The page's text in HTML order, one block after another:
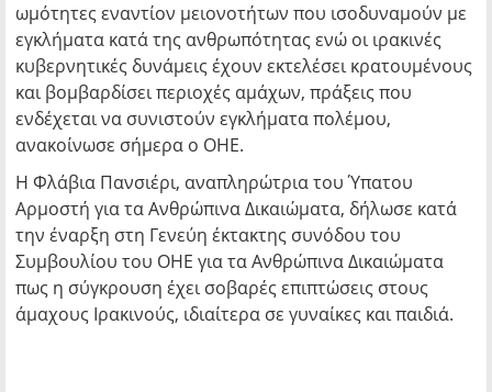
ωμότητες εναντίον μειονοτήτων που ισοδυναμούν με
εγκλήματα κατά της ανθρωπότητας ενώ οι ιρακινές
κυβερνητικές δυνάμεις έχουν εκτελέσει κρατουμένους
και βομβαρδίσει περιοχές αμάχων, πράξεις που
ενδέχεται να συνιστούν εγκλήματα πολέμου,
ανακοίνωσε σήμερα ο ΟΗΕ.
Η Φλάβια Πανσιέρι, αναπληρώτρια του Ύπατου
Αρμοστή για τα Ανθρώπινα Δικαιώματα, δήλωσε κατά
την έναρξη στη Γενεύη έκτακτης συνόδου του
Συμβουλίου του ΟΗΕ για τα Ανθρώπινα Δικαιώματα
πως η σύγκρουση έχει σοβαρές επιπτώσεις στους
άμαχους Ιρακινούς, ιδιαίτερα σε γυναίκες και παιδιά.